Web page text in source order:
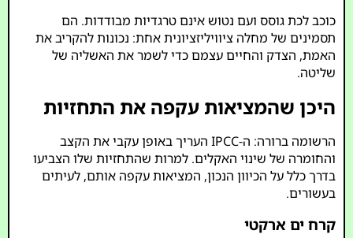
כוכב לכת גוסס ועם נטוש אינם טרגדיות מבודדות. הם
תסמינים של מחלה ציוויליזציונית אחת: נכונות להקריב את
האמת, הצדק והחיים עצמם כדי לשמר את האשליה של
שליטה.
היכן שהמציאות עקפה את התחזיות
הרשומה ברורה: ה-IPCC העריך באופן עקבי את הקצב
והחומרה של שינוי האקלים. למרות שהתחזיות שלו הצביעו
בדרך כלל על הכיוון הנכון, המציאות עקפה אותם, לעיתים
בעשורים.
קרח ים ארקטי